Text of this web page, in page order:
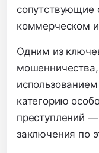
сопутствующие
коммерческом и
Одним из
категорию
преступлений
заключения по